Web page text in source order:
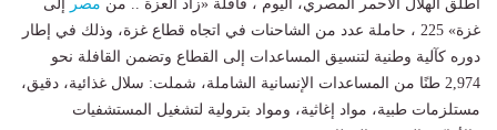
أطلق الهلال الأحمر المصري، اليوم ، قافلة «زاد العزة .. من مصر
إلى
غزة» 225 ، حاملة عدد من الشاحنات في اتجاه قطاع غزة، وذلك في إطار
دوره كآلية وطنية لتنسيق المساعدات إلى القطاع وتضمن القافلة نحو
2,974 طنًا من المساعدات الإنسانية الشاملة، شملت: سلال غذائية، دقيق،
مستلزمات طبية، مواد إغاثية، ومواد بترولية لتشغيل المستشفيات